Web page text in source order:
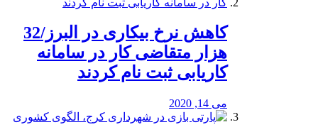
کاهش نرخ بیکاری در البرز/32
هزار متقاضی کار در سامانه
کاریابی ثبت نام کردند
می 14, 2020